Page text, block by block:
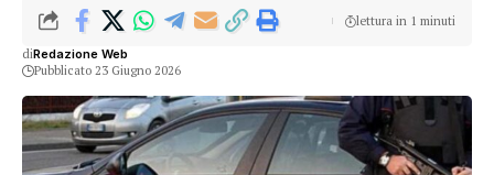
diRedazione Web
Pubblicato 23 Giugno 2026
lettura in 1 minuti